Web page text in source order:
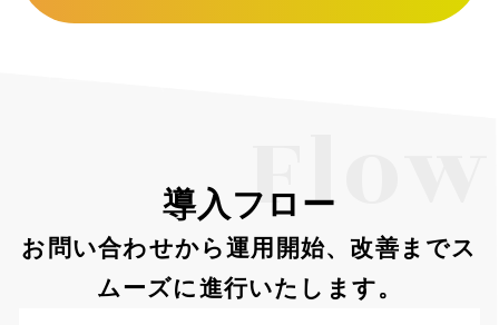
Flow
導入フロー
お問い合わせから運用開始、改善までス
ムーズに進行いたします。